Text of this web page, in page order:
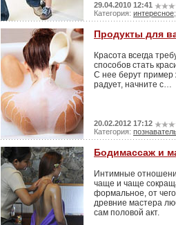
29.04.2010 12:41
Категория: интересное;
Продукты для
Красота всегда
способов стать
С нее берут пример
радует, начните с…
20.02.2012 17:12
Категория:
Бодимассаж и
Интимные
чаще и чаще
формальное, от
древние мастера
сам половой акт.